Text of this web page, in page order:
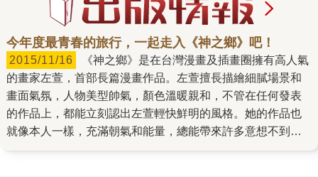
今年度最青春的旅行，一起走入《神之鄉》吧！
2015/11/16
的畫家左萱，首部長篇漫畫作品。左萱擅長描繪細膩場景和
畫面氣氛，人物美型帥氣，顏色溫暖親和，不管在任何發表
的作品上，都能立刻認出左萱輕快鮮明的風格。她的作品也
就像本人一樣，充滿朝氣和能量，總能帶來許多意想不到的